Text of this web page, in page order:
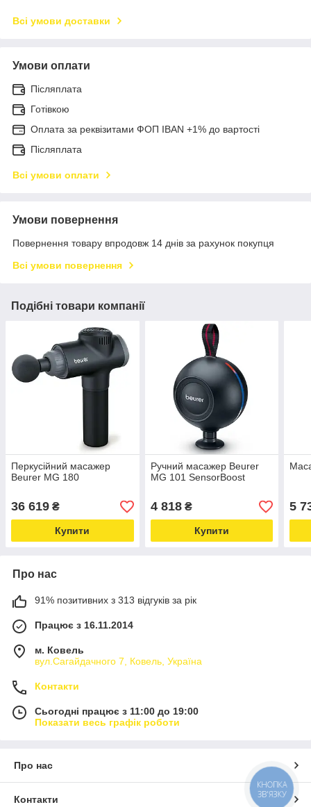
Всі умови доставки
Умови оплати
Післяплата
Готівкою
Оплата за реквізитами ФОП IBAN +1% до вартості
Післяплата
Всі умови оплати
Умови повернення
Повернення товару впродовж 14 днів за рахунок покупця
Всі умови повернення
Подібні товари компанії
Перкусійний масажер
Beurer MG 180
36 619 ₴
Купити
Ручний масажер Beurer
MG 101 SensorBoost
4 818₴
Купити
5
Про нас
91% позитивних з 313 відгуків за рік
Працює з 16.11.2014
м. Ковель
вул.Сагайдачного 7, Ковель, Україна
Контакти
Сьогодні працює з 11:00 до 19:00
Показати весь графік роботи
Про нас
Контакти
КНОПКА
ЗВ'ЯЗКУ